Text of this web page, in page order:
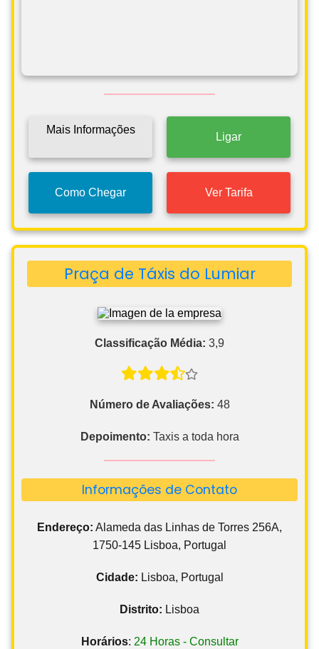
Mais Informações
Ligar
Como Chegar Ver Tarifa
Praça de Táxis do Lumiar
Classificação Média: 3,9
Número de Avaliações: 48
Depoimento: Taxis a toda hora
Informações de Contato
Endereço: Alameda das Linhas de Torres 256A,
1750-145 Lisboa, Portugal
Cidade: Lisboa, Portugal
Distrito: Lisboa
Horários: 24 Horas - Consultar